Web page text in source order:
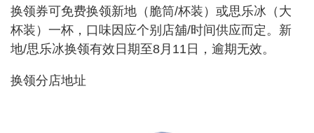
换领券可免费换领新地（脆筒/杯装）或思乐冰（大
杯装）一杯，口味因应个别店舖/时间供应而定。新
地/思乐冰换领有效日期至8月11日，逾期无效。
换领分店地址